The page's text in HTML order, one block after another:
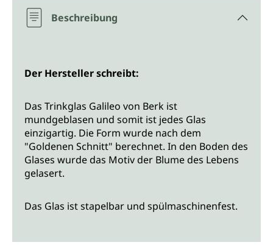
Beschreibung
Der Hersteller schreibt:
Das Trinkglas Galileo von Berk ist
mundgeblasen und somit ist jedes Glas
einzigartig. Die Form wurde nach dem
"Goldenen Schnitt" berechnet. In den Boden des
Glases wurde das Motiv der Blume des Lebens
gelasert.
Das Glas ist stapelbar und spülmaschinenfest.